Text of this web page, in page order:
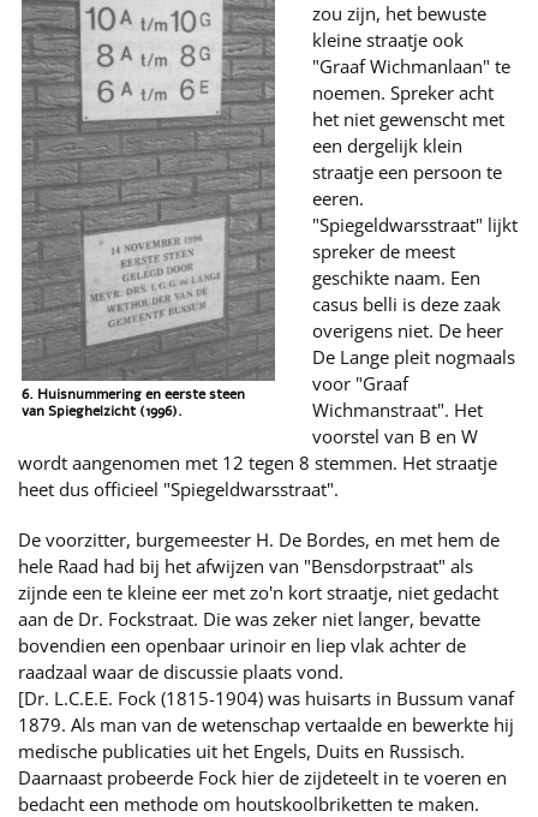
6. Huisnummering en eerste steen
van Spieghelzicht (1996).
zou zijn, het bewuste
kleine straatje ook
"Graaf Wichmanlaan" te
noemen. Spreker acht
het niet gewenscht met
een dergelijk klein
straatje een persoon te
eeren.
"Spiegeldwarsstraat" lijkt
spreker de meest
geschikte naam. Een
casus belli is deze zaak
overigens niet. De heer
De Lange pleit nogmaals
voor "Graaf
Wichmanstraat". Het
voorstel van B en W
wordt aangenomen met 12 tegen 8 stemmen. Het straatje
heet dus officieel "Spiegeldwarsstraat".
De voorzitter, burgemeester H. De Bordes, en met hem de
hele Raad had bij het afwijzen van "Bensdorpstraat" als
zijnde een te kleine eer met zo'n kort straatje, niet gedacht
aan de Dr. Fockstraat. Die was zeker niet langer, bevatte
bovendien een openbaar urinoir en liep vlak achter de
raadzaal waar de discussie plaats vond.
[Dr. L.C.E.E. Fock (1815-1904) was huisarts in Bussum vanaf
1879. Als man van de wetenschap vertaalde en bewerkte hij
medische publicaties uit het Engels, Duits en Russisch.
Daarnaast probeerde Fock hier de zijdeteelt in te voeren en
bedacht een methode om houtskoolbriketten te maken.